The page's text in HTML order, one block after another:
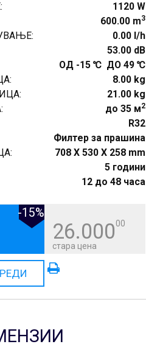
1120 W
600.00 m3
0.00 l/h
53.00 dB
ОД -15 ℃ ДО 49 ℃
8.00 kg
21.00 kg
до 35 м2
R32
Филтер за прашина
708 X 530 X 258 mm
5 години
12 до 48 часа
-15%
26.00000
стара цена